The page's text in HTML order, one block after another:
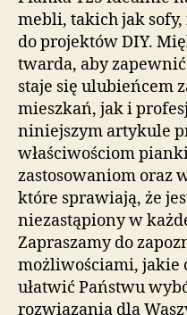
mebli, takich jak sofy,
do projektów DIY.
twarda, aby
staje się ulubieńcem
mieszkań, jak i
niniejszym artykule
właściwościom
zastosowaniom oraz
które sprawiają, że
niezastąpiony w
Zapraszamy do
możliwościami, jakie
ułatwić Państwu
rozwiązania dla